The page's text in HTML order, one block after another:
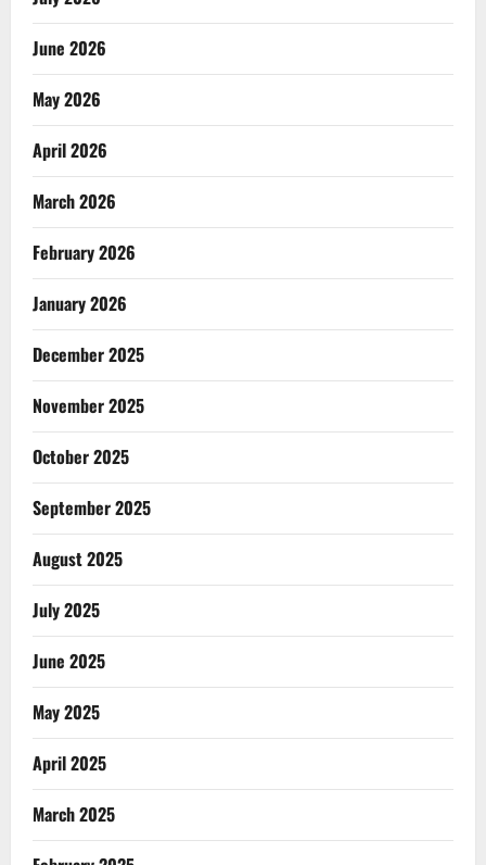
June 2026
May 2026
April 2026
March 2026
February 2026
January 2026
December 2025
November 2025
October 2025
September 2025
August 2025
July 2025
June 2025
May 2025
April 2025
March 2025